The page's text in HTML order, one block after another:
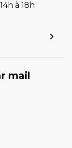
à 18h
mail